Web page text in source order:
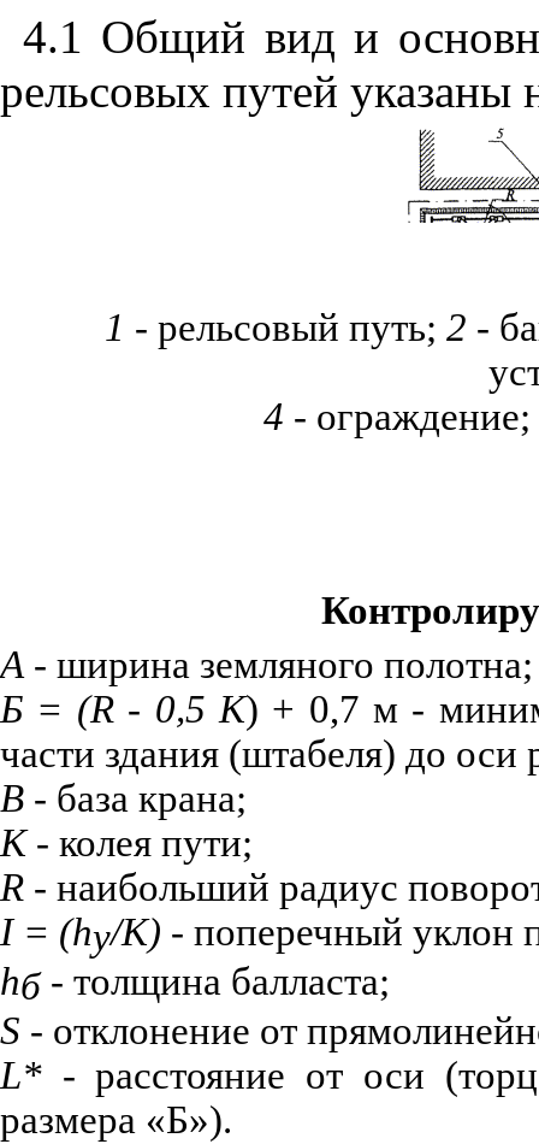
4.1 Общий вид и
рельсовых путей указаны
1 - рельсовый путь; 2 -
4 - ограждение;
А - ширина земляного полотна;
Б = (R- 0,5 K) + 0,7 м -
части здания (штабеля) до оси
В - база крана;
К- колея пути;
R - наибольший радиус
I= (hу/К) - поперечный уклон
hб- толщина балласта;
S - отклонение от
L* - расстояние от оси
размера «Б»).